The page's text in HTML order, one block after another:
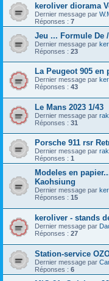
keroliver diorama
Dernier message par
Réponses : 7
Jeu ... Formule De
Dernier message par
Réponses : 23
La Peugeot 905 en
Dernier message par
Réponses : 43
Le Mans 2023 1/43
Dernier message par
Réponses : 31
Porsche 911 rsr
Dernier message par
Réponses : 1
Modeles en
Kaohsiung
Dernier message par
Réponses : 15
keroliver - stands
Dernier message par
Réponses : 27
Station-service
Dernier message par
Réponses : 6